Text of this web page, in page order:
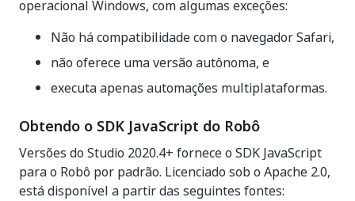
operacional Windows, com algumas exceções:
Não há compatibilidade com o navegador Safari,
não oferece uma versão autônoma, e
executa apenas automações multiplataformas.
Obtendo o SDK JavaScript do Robô
Versões do Studio 2020.4+ fornece o SDK JavaScript
para o Robô por padrão. Licenciado sob o Apache 2.0,
está disponível a partir das seguintes fontes: